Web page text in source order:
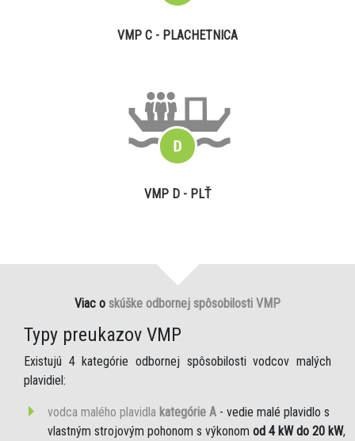
VMP C - PLACHETNICA
VMP D - PLŤ
Viac o skúške odbornej spôsobilosti VMP
Typy preukazov VMP
Existujú 4 kategórie odbornej spôsobilosti vodcov malých
plavidiel:
vodca malého plavidla kategórie A - vedie malé plavidlo s
vlastným strojovým pohonom s výkonom od 4 kW do 20 kW,